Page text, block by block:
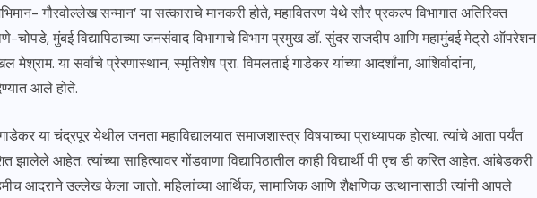
गौरवोल्लेख सन्मान’ या सत्काराचे मानकरी होते, महावितरण येथे सौर प्रकल्प विभागात अतिरिक्त
चोपडे, मुंबई विद्यापिठाच्या जनसंवाद विभागाचे विभाग प्रमुख डॉ. सुंदर राजदीप आणि महामुंबई मेट्रो ऑपरेशन
या सर्वांचे प्रेरणास्थान, स्मृतिशेष प्रा. विमलताई गाडेकर यांच्या आदर्शांना, आशिर्वादांना,
आले होते.
या चंद्रपूर येथील जनता महाविद्यालयात समाजशास्त्र विषयाच्या प्राध्यापक होत्या. त्यांचे आता पर्यंत
आहेत. त्यांच्या साहित्यावर गोंडवाणा विद्यापिठातील काही विद्यार्थी पी एच डी करित आहेत. आंबेडकरी
आदराने उल्लेख केला जातो. महिलांच्या आर्थिक, सामाजिक आणि शैक्षणिक उत्थानासाठी त्यांनी आपले